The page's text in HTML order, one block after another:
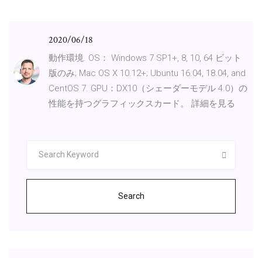
2020/06/18
動作環境. OS： Windows 7 SP1+, 8, 10, 64 ビット
版のみ; Mac OS X 10.12+; Ubuntu 16.04, 18.04, and
CentOS 7. GPU：DX10（シェーダーモデル 4.0）の
性能を持つグラフィックスカード。 詳細を見る
Search